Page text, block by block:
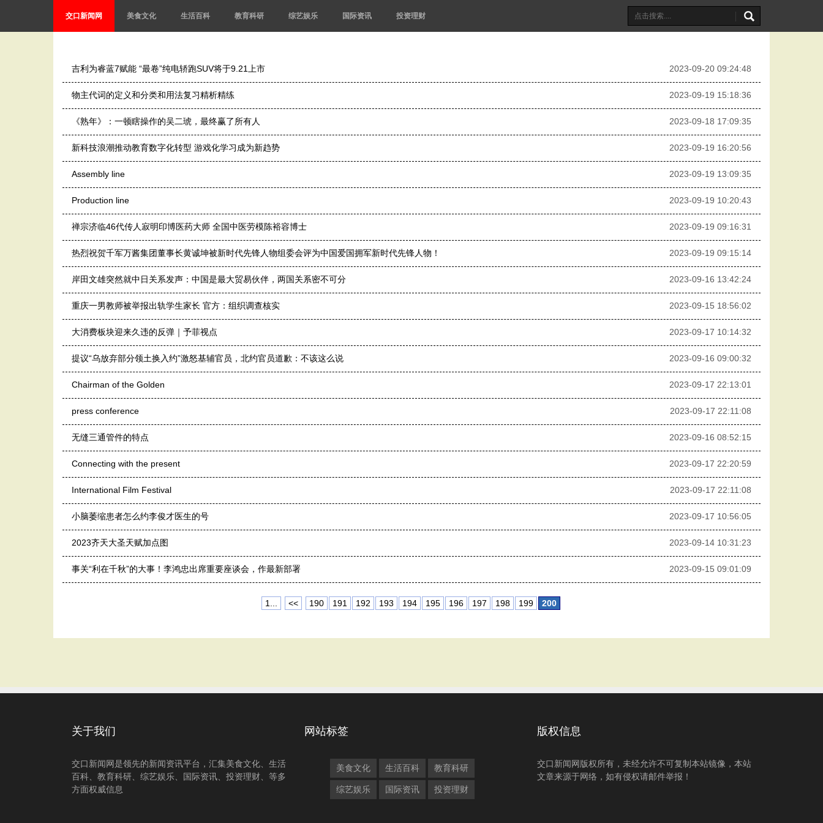
交口新闻网 美食文化 生活百科 教育科研 综艺娱乐 国际资讯 投资理财
吉利为睿蓝7赋能 “最卷”纯电轿跑SUV将于9.21上市 2023-09-20 09:24:48
物主代词的定义和分类和用法复习精析精练 2023-09-19 15:18:36
《熟年》：一顿瞎操作的吴二琥，最终赢了所有人 2023-09-18 17:09:35
新科技浪潮推动教育数字化转型 游戏化学习成为新趋势 2023-09-19 16:20:56
Assembly line 2023-09-19 13:09:35
Production line 2023-09-19 10:20:43
禅宗济临46代传人寂明印博医药大师 全国中医劳模陈裕容博士 2023-09-19 09:16:31
热烈祝贺千军万酱集团董事长黄诚坤被新时代先锋人物组委会评为中国爱国拥军新时代先锋人物！ 2023-09-19 09:15:14
岸田文雄突然就中日关系发声：中国是最大贸易伙伴，两国关系密不可分 2023-09-16 13:42:24
重庆一男教师被举报出轨学生家长 官方：组织调查核实 2023-09-15 18:56:02
大消费板块迎来久违的反弹｜予菲视点 2023-09-17 10:14:32
提议“乌放弃部分领土换入约”激怒基辅官员，北约官员道歉：不该这么说 2023-09-16 09:00:32
Chairman of the Golden 2023-09-17 22:13:01
press conference 2023-09-17 22:11:08
无缝三通管件的特点 2023-09-16 08:52:15
Connecting with the present 2023-09-17 22:20:59
International Film Festival 2023-09-17 22:11:08
小脑萎缩患者怎么约李俊才医生的号 2023-09-17 10:56:05
2023齐天大圣天赋加点图 2023-09-14 10:31:23
事关“利在千秋”的大事！李鸿忠出席重要座谈会，作最新部署 2023-09-15 09:01:09
1... << 190 191 192 193 194 195 196 197 198 199 200
关于我们
交口新闻网是领先的新闻资讯平台，汇集美食文化、生活
百科、教育科研、综艺娱乐、国际资讯、投资理财、等多
方面权威信息
网站标签
美食文化 生活百科 教育科研
综艺娱乐 国际资讯 投资理财
版权信息
交口新闻网版权所有，未经允许不可复制本站镜像，本站
文章来源于网络，如有侵权请邮件举报！